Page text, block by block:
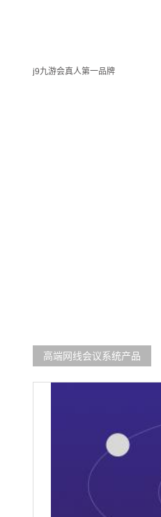
j9九游会真人第一品牌
高端网线会议系统产品